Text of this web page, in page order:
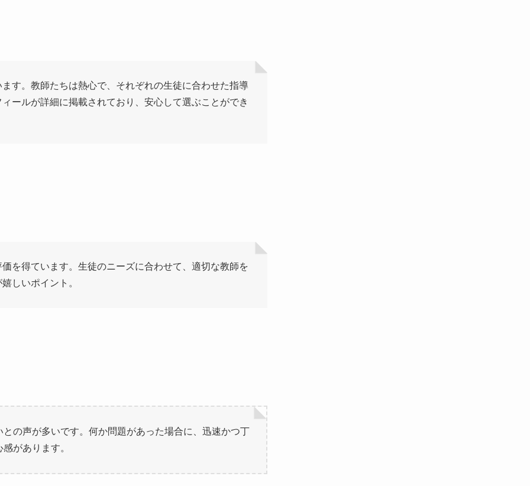
す。教師たちは熱心で、それぞれの生徒に合わせた指導
ールが詳細に掲載されており、安心して選ぶことができ
を得ています。生徒のニーズに合わせて、適切な教師を
しいポイント。
の声が多いです。何か問題があった場合に、迅速かつ丁
があります。